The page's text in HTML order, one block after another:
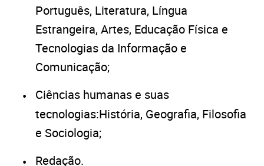
Português, Literatura, Língua
Estrangeira, Artes, Educação Física e
Tecnologias da Informação e
Comunicação;
Ciências humanas e suas
tecnologias:História, Geografia, Filosofia
e Sociologia;
Redação.